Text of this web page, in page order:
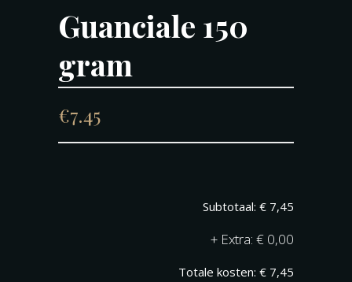
Guanciale 150
gram
€7.45
€ 7,45
+ € 0,00
€ 7,45